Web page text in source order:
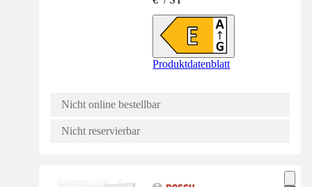
Produktdatenblatt
Nicht online bestellbar
Nicht reservierbar